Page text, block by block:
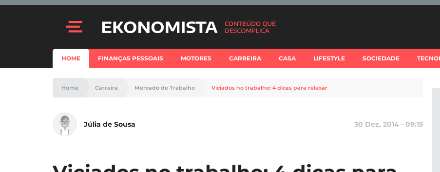
HOME FINANÇAS PESSOAIS MOTORES CARREIRA CASA LIFESTYLE SOCIEDADE
Home Carreira Mercado de Trabalho Viciados no trabalho: 4 dicas para relaxar
Júlia de Sousa 30 Dez, 2014 - 09:15